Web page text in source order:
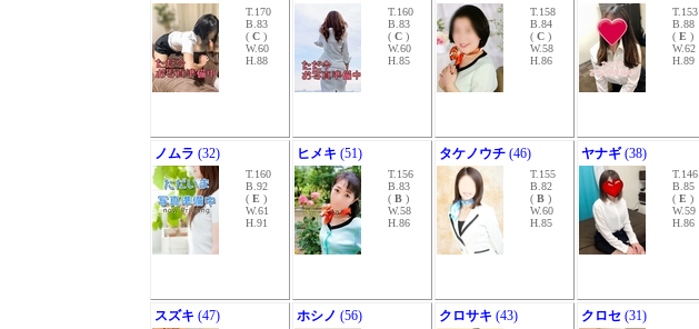
T.170
B.83
( C )
W.60
H.88
T.160
B.83
( C )
W.60
H.85
T.158
B.84
( C )
W.58
H.86
T.153
B.88
( E )
W.62
H.89
ノムラ (32)
T.160
B.92
( E )
W.61
H.91
ヒメキ (51)
T.156
B.83
( B )
W.58
H.86
タケノウチ (46)
T.155
B.82
( B )
W.60
H.85
ヤナギ(38)
T.146
B.85
( E )
W.59
H.86
スズキ (47) ホシノ (56) クロサキ (43) クロセ (31)